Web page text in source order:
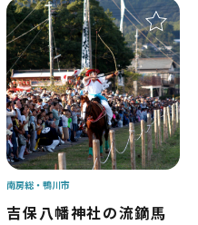
吉保八幡神社の流鏑馬
南房総 鴨川市